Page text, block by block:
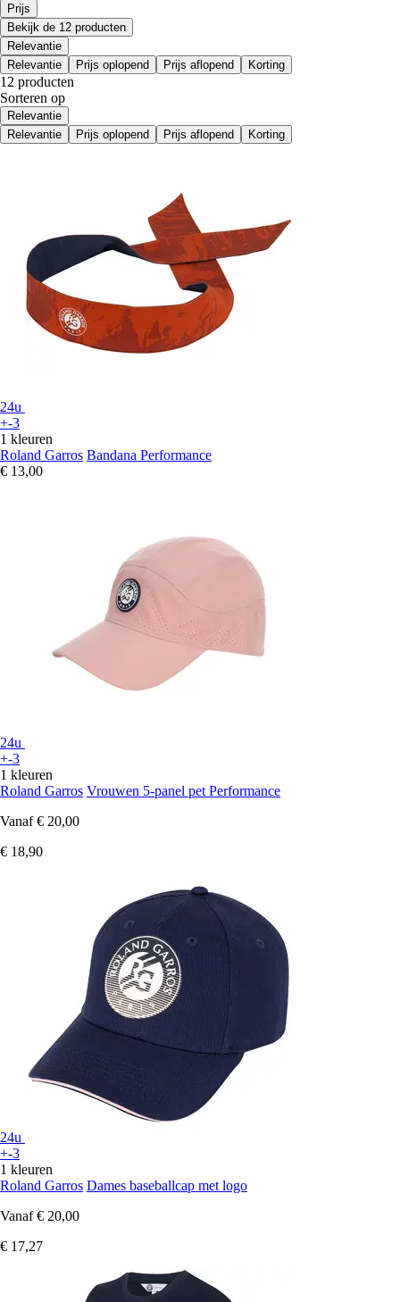
Prijs
Bekijk de 12 producten
Relevantie
Relevantie
Prijs oplopend Prijs aflopend Korting
12 producten
Sorteren op
Relevantie
Relevantie
Prijs oplopend Prijs aflopend Korting
24u
+-3
1 kleuren
Roland Garros Bandana Performance
€ 13,00
24u
+-3
1 kleuren
Roland Garros Vrouwen 5-panel pet Performance
Vanaf € 20,00
€ 18,90
24u
+-3
1 kleuren
Roland Garros Dames baseballcap met logo
Vanaf € 20,00
€ 17,27